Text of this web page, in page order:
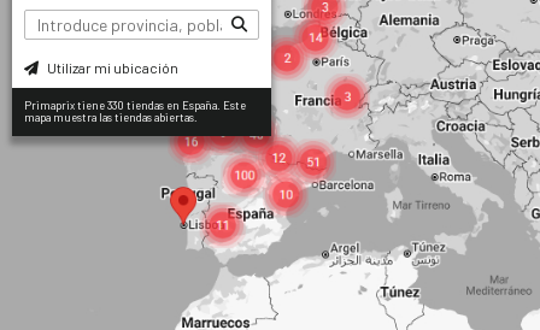
Utilizar mi ubicación
Primaprix tiene 330 tiendas en España. Este
mapa muestra las tiendas abiertas.